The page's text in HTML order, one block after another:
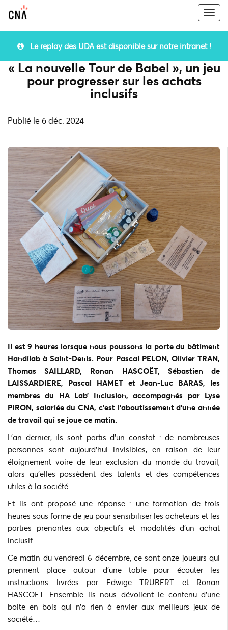
Le replay des UDA est disponible sur notre intranet !
« La nouvelle Tour de Babel », un jeu
pour progresser sur les achats
inclusifs
Publié le 6 déc. 2024
Il est 9 heures lorsque nous poussons la porte du bâtiment
Handilab à Saint-Denis. Pour Pascal PELON, Olivier TRAN,
Thomas SAILLARD, Ronan HASCOËT, Sébastien de
LAISSARDIERE, Pascal HAMET et Jean-Luc BARAS, les
membres du HA Lab’ Inclusion, accompagnés par Lyse
PIRON, salariée du CNA, c’est l’aboutissement d’une année
de travail qui se joue ce matin.
L’an dernier, ils sont partis d’un constat : de nombreuses
personnes sont aujourd’hui invisibles, en raison de leur
éloignement voire de leur exclusion du monde du travail,
alors qu’elles possèdent des talents et des compétences
utiles à la société.
Et ils ont proposé une réponse : une formation de trois
heures sous forme de jeu pour sensibiliser les acheteurs et les
parties prenantes aux objectifs et modalités d’un achat
inclusif.
Ce matin du vendredi 6 décembre, ce sont onze joueurs qui
prennent place autour d’une table pour écouter les
instructions livrées par Edwige TRUBERT et Ronan
HASCOËT. Ensemble ils nous dévoilent le contenu d’une
boite en bois qui n’a rien à envier aux meilleurs jeux de
société…